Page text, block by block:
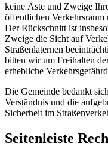
keine Äste und Zweige
öffentlichen Verkehrsraum
Der Rückschnitt ist
Zweige die Sicht auf
Straßenlaternen
bitten wir um Freihalten
erhebliche
Die Gemeinde bedankt
Verständnis und die
Sicherheit im
Seitenleiste